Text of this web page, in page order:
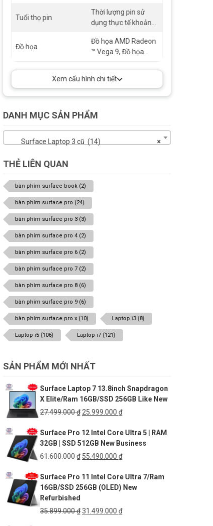
Tuổi thọ pin
Thời lượng pin sử
dụng thực tế khoảng
vụ và môi trường)
Đồ họa
Đồ họa AMD Radeon
™ Vega 9, Đồ họa
Edition AMD Radeon
™ RX Vega 11, Đồ họa
Xem cấu hình chi tiết
DANH MỤC SẢN PHẨM
×
Surface Laptop 3 cũ (14)
THẺ LIÊN QUAN
bàn phím surface book (2)
bàn phím surface pro (24)
bàn phím surface pro 3 (3)
bàn phím surface pro 4 (2)
bàn phím surface pro 6 (2)
bàn phím surface pro 7 (2)
bàn phím surface pro 8 (6)
bàn phím surface pro 9 (6)
bàn phím surface pro x (10) Laptop i3 (8)
Laptop i5 (106) Laptop i7 (121)
SẢN PHẨM MỚI NHẤT
Surface Laptop 7 13.8inch Snapdragon
X Elite/Ram 16GB/SSD 256GB Like New
27.499.000₫ Giá
là:
27.499.000 ₫.
25.999.000 ₫Giá
tại
là:
25.999.000 ₫.
Surface Pro 12 Intel Core Ultra 5 | RAM
32GB | SSD 512GB New Business
61.600.000₫ Giá
là:
61.600.000 ₫.
55.490.000 ₫Giá
tại
là:
Surface Pro 11 Intel Core Ultra 7/Ram
16GB/SSD 256GB (OLED) New
Refurbished
35.899.000₫Giá
31.499.000 ₫Giá